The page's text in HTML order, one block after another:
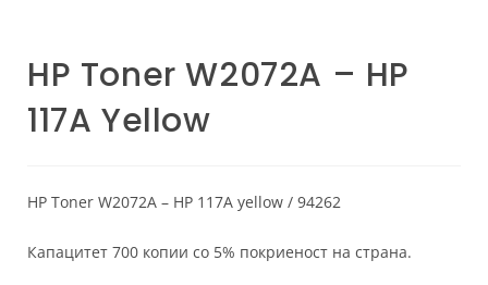
HP Toner W2072A – HP
117A Yellow
HP Toner W2072A – HP 117A yellow / 94262
Капацитет 700 копии со 5% покриеност на страна.